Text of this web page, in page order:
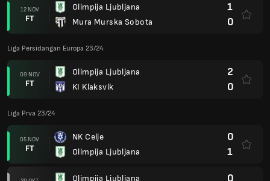
12 NOV
FT
Olimpija Ljubljana
Mura Murska Sobota
1
0
Liga Persidangan Europa 23/24
09 NOV
FT
Olimpija Ljubljana
KI Klaksvik
2
0
Liga Prva 23/24
05 NOV
FT
NK Celje
Olimpija Ljubljana
0
1
Olimpija Ljubljana
0